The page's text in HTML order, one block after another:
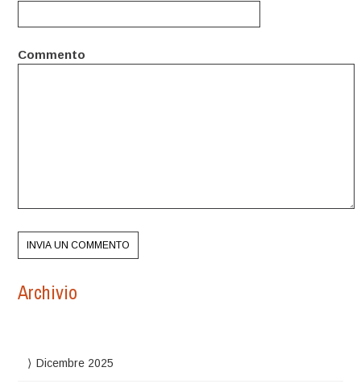
Commento
Archivio
Dicembre 2025